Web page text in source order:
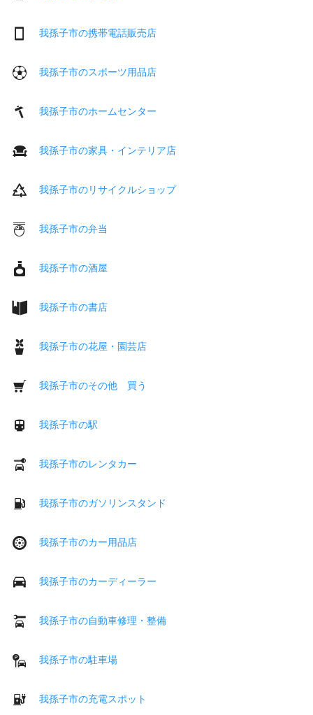
我孫子市の携帯電話販売店
我孫子市のスポーツ用品店
我孫子市のホームセンター
我孫子市の家具・インテリア店
我孫子市のリサイクルショップ
我孫子市の弁当
我孫子市の酒屋
我孫子市の書店
我孫子市の花屋・園芸店
我孫子市のその他 買う
我孫子市の駅
我孫子市のレンタカー
我孫子市のガソリンスタンド
我孫子市のカー用品店
我孫子市のカーディーラー
我孫子市の自動車修理・整備
我孫子市の駐車場
我孫子市の充電スポット